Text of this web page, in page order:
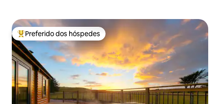
Entre os melhores preferidos dos hóspedes
Preferido dos hóspedes